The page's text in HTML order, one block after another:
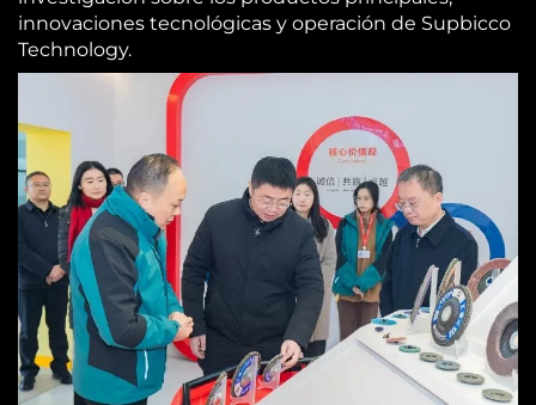
innovaciones tecnológicas y operación de Supbicco
Technology.